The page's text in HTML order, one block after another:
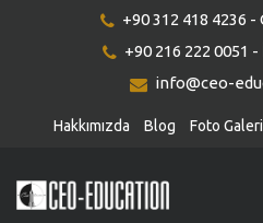
+90 312 418 4236
+90 216 222 0051
info@ceo-
Hakkımızda Blog Foto Galeri